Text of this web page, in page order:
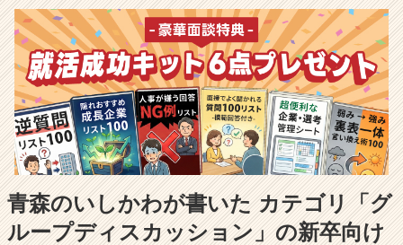
ベ
ン
チ
ャ
ー・
成
長
企
業
か
ら
ス
カ
青森のいしかわが書いた カテゴリ「グ
ループディスカッション」の新卒向け